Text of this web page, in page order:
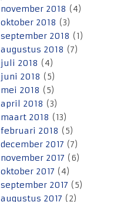
november 2018 (4)
oktober 2018 (3)
september 2018 (1)
augustus 2018 (7)
juli 2018 (4)
juni 2018 (5)
mei 2018 (5)
april 2018 (3)
maart 2018 (13)
februari 2018 (5)
december 2017 (7)
november 2017 (6)
oktober 2017 (4)
september 2017 (5)
augustus 2017 (2)